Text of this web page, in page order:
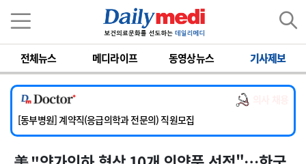
전체뉴스 메디라이프 동영상뉴스 기사제보
[서울아산병원] 2026년 하반기 인턴 모집
[영남대학교의료원] 마취통증의학과 임기제 임상의사 채용
[충남대학교병원] 소아청소년과(소아응급전담) 계약직 의사 공개채용
[동부병원] 계약직(응급의학과 전문의) 직원모집
[이대목동병원] 하반기 전공의(레지던트1년차) 모집
[서울아산병원] 2026년 하반기 인턴 모집